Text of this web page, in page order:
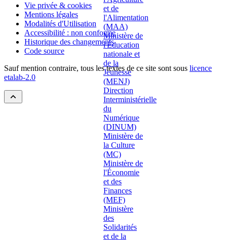
Vie privée & cookies
Mentions légales
Modalités d'Utilisation
Accessibilité : non conforme
Historique des changements
Code source
Sauf mention contraire, tous les textes de ce site sont sous licence
etalab-2.0